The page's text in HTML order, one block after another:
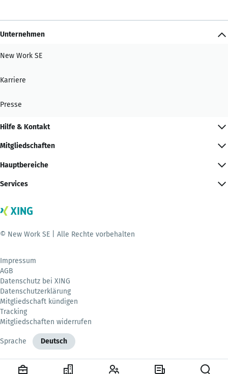
Unternehmen
New Work SE
Karriere
Presse
Hilfe & Kontakt
Mitgliedschaften
Hauptbereiche
Services
© New Work SE | Alle Rechte vorbehalten
Impressum
AGB
Datenschutz bei XING
Datenschutzerklärung
Mitgliedschaft kündigen
Tracking
Mitgliedschaften widerrufen
Sprache Deutsch